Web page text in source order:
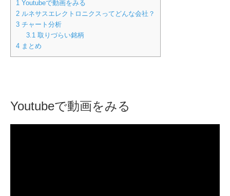
1 Youtubeで動画をみる
2 ルネサスエレクトロニクスってどんな会社？
3 チャート分析
3.1取りづらい銘柄
4 まとめ
Youtubeで動画をみる